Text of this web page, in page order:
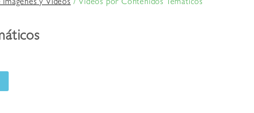
Imágenes y Videos/ Videos por Contenidos Temáticos